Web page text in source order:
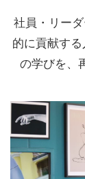
社員・リー
的に貢献す
の学びを、